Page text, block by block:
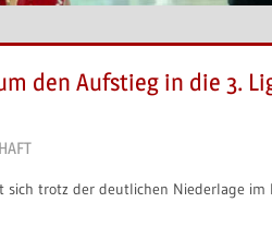
den Aufstieg in die 3.
sich trotz der deutlichen Niederlage